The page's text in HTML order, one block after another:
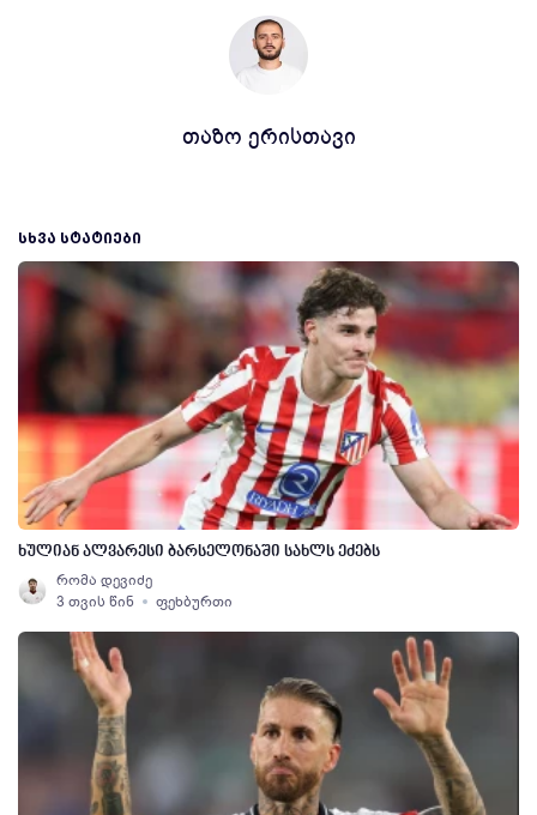
თაზო ერისთავი
ᲡᲮᲕᲐ ᲡᲢᲐᲢᲘᲔᲑᲘ
ხულიან ალვარესი ბარსელონაში სახლს ეძებს
რომა დევიძე
3 თვის წინ
ფეხბურთი